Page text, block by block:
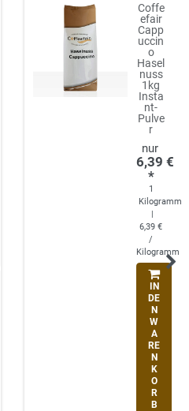
Coffe
efair
Capp
uccin
o
Hasel
nuss
1kg
Insta
nt-
Pulve
r
6,39 €
*
1
Kilogramm
|
6,39 €
/
Kilogramm
IN
DE
N
W
A
RE
N
K
O
R
B